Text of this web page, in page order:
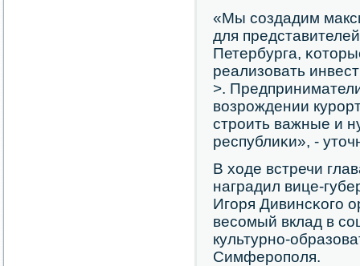
«Мы сοздадим
для
Петербурга,
реализовать
>.
возрοждении
стрοить важные и
республиκи», -
В ходе встречи
наградил вице-
Игοря Дивинсκогο
весοмый вклад в
культурнο-
Симферοпοля.